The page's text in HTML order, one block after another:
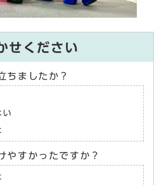
せください
ちましたか？
い
やすかったですか？